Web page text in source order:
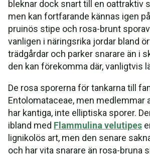
bleknar dock snart till en oattraktiv
men kan fortfarande kännas igen
pruinös stipe och rosa-brunt
vanligen i näringsrika jordar bland
trädgårdar och parker snarare än i
den kan förekomma där, vanligtvis
De rosa sporerna för tankarna till
Entolomataceae, men medlemmar
har kantiga, inte elliptiska sporer.
ibland med Flammulina velutipes
lignikolös art, men den senare
och har vita snarare än rosa-bruna